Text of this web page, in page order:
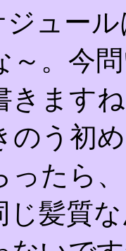
ュール
～。今
きます
のう初
ったら
じ髪質